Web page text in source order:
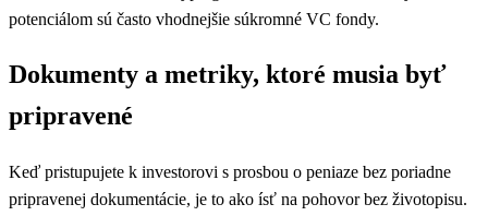
potenciálom sú často vhodnejšie súkromné VC fondy.
Dokumenty a metriky, ktoré musia byť
pripravené
Keď pristupujete k investorovi s prosbou o peniaze bez poriadne
pripravenej dokumentácie, je to ako ísť na pohovor bez životopisu.